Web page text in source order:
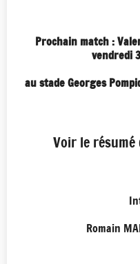
Prochain match :
vendredi
au stade Georges
Voir le résumé
Romain